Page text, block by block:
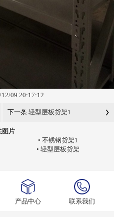
09 20:17:12
下一条 轻型层板货架1
图片
• 不锈钢货架1
• 轻型层板货架
产品中心 联系我们